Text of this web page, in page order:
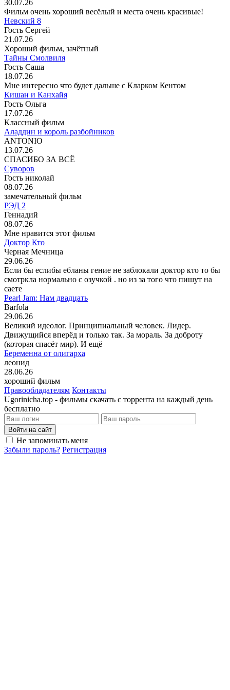
30.07.26
Фильм очень хороший весёлый и места очень красивые!
Невский 8
Гость Сергей
21.07.26
Хороший фильм, зачётный
Тайны Смолвиля
Гость Саша
18.07.26
Мне интересно что будет дальше с Кларком Кентом
Кишан и Канхайя
Гость Ольга
17.07.26
Классный фильм
Аладдин и король разбойников
ANTONIO
13.07.26
СПАСИБО ЗА ВСЁ
Суворов
Гость николай
08.07.26
замечательный фильм
РЭД 2
Геннадий
08.07.26
Мне нравится этот фильм
Доктор Кто
Черная Мечница
29.06.26
Если бы еслибы ебланы гение не заблокали доктор кто то бы
смотркла нормально с озучкой . но из за того что пишут на
саете
Pearl Jam: Нам двадцать
Barfola
29.06.26
Великий идеолог. Принципиальный человек. Лидер.
Движущийся вперёд и только так. За мораль. За доброту
(которая спасёт мир). И ещё
Беременна от олигарха
леонид
28.06.26
хороший фильм
Правообладателям Контакты
Ugorinicha.top - фильмы скачать с торрента на каждый день
бесплатно
Войти на сайт
Не запоминать меня
Забыли пароль? Регистрация